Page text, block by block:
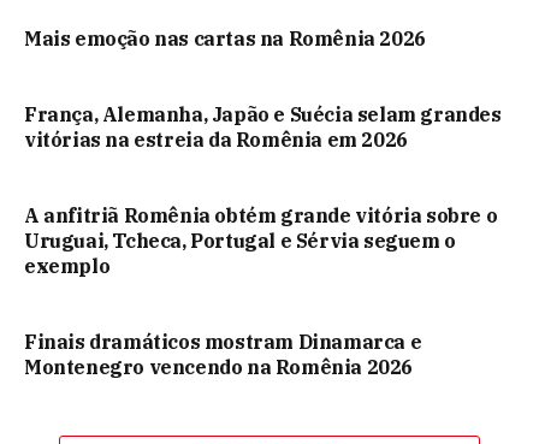
Mais emoção nas cartas na Romênia 2026
França, Alemanha, Japão e Suécia selam grandes
vitórias na estreia da Romênia em 2026
A anfitriã Romênia obtém grande vitória sobre o
Uruguai, Tcheca, Portugal e Sérvia seguem o
exemplo
Finais dramáticos mostram Dinamarca e
Montenegro vencendo na Romênia 2026